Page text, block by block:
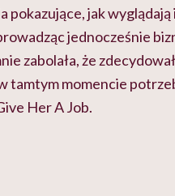
pokazujące, jak
jednocześnie
zabolała, że
tamtym momencie
Her A Job.